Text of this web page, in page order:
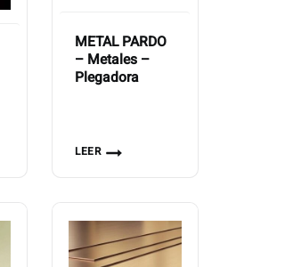
METAL PARDO
– Metales –
Plegadora
LEER